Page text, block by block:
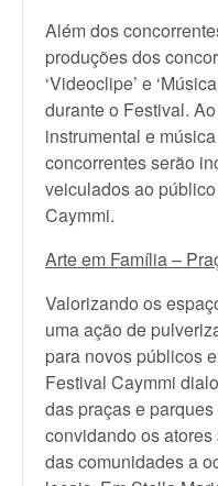
Além dos
produções dos
‘Videoclipe’ e
durante o Festival.
instrumental e
concorrentes serão
veiculados ao
Caymmi.
Arte em Família –
Valorizando os
uma ação de
para novos públicos
Festival Caymmi
das praças e
convidando os
das comunidades a